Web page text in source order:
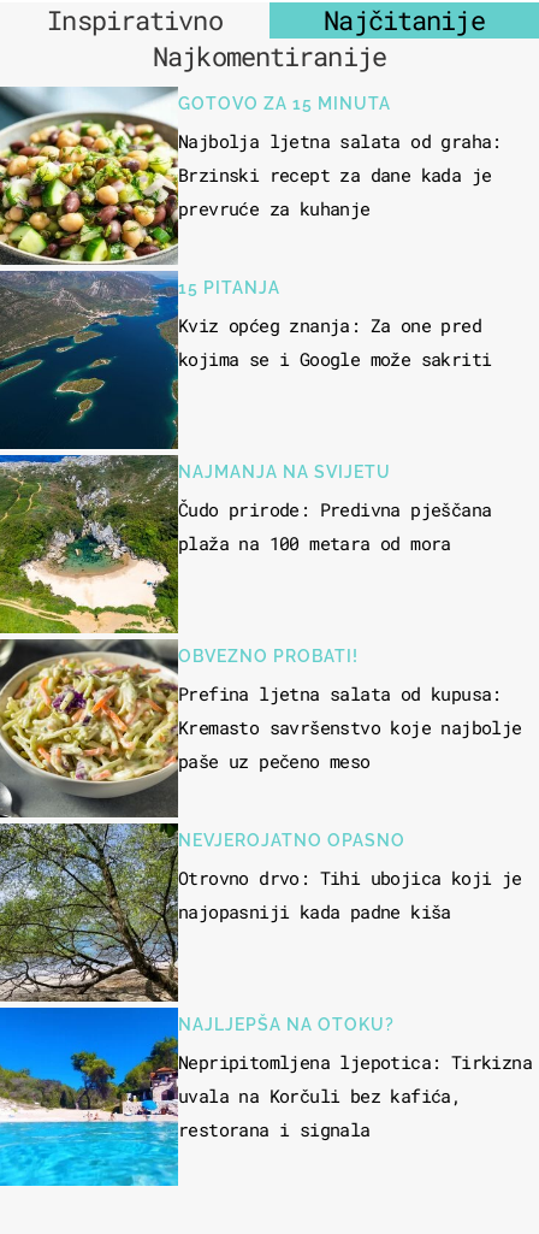
Inspirativno
Najčitanije
Najkomentiranije
GOTOVO ZA 15 MINUTA
Najbolja ljetna salata od graha:
Brzinski recept za dane kada je
prevruće za kuhanje
15 PITANJA
Kviz općeg znanja: Za one pred
kojima se i Google može sakriti
NAJMANJA NA SVIJETU
Čudo prirode: Predivna pješčana
plaža na 100 metara od mora
OBVEZNO PROBATI!
Prefina ljetna salata od kupusa:
Kremasto savršenstvo koje najbolje
paše uz pečeno meso
NEVJEROJATNO OPASNO
Otrovno drvo: Tihi ubojica koji je
najopasniji kada padne kiša
NAJLJEPŠA NA OTOKU?
Nepripitomljena ljepotica: Tirkizna
uvala na Korčuli bez kafića,
restorana i signala